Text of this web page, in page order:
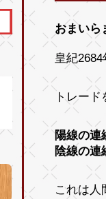
おまいら
皇紀2684
トレー
陽線の連
陰線の連
これは人